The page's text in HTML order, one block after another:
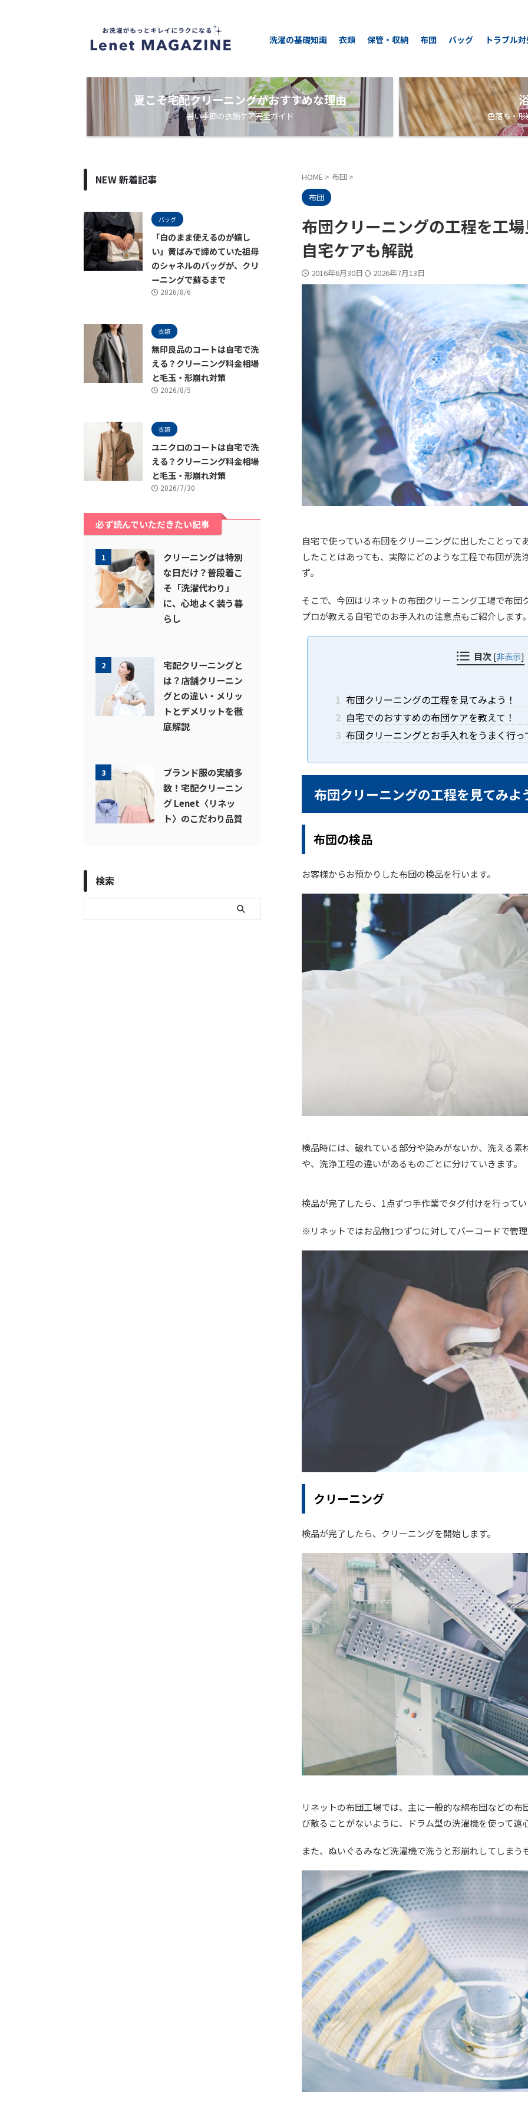
類
ケ
洗
ウ
ハ
ウ
メ
洗濯の基礎知識 衣類 保管・収納 布団 バッグ トラブル
夏こそ宅配クリーニングがおすすめな理由
暑い季節の衣類ケア完全ガイド 色落ち・
HOME > 布団 >
布団
布団クリーニングの工程を工
自宅ケアも解説
2016年6月30日 2026年7月13日
自宅で使っている布団をクリーニングに出したことっ
したことはあっても、実際にどのような工程で布団が
ず。
そこで、今回はリネットの布団クリーニング工場で布
プロが教える自宅でのお手入れの注意点もご紹介します
目次 [非表示]
1 布団クリーニングの工程を見てみよう！
2 自宅でのおすすめの布団ケアを教えて！
3 布団クリーニングとお手入れをうまく行
布団クリーニングの工程を見てみよ
布団の検品
お客様からお預かりした布団の検品を行います。
検品時には、破れている部分や染みがないか、洗える素
や、洗浄工程の違いがあるものごとに分けていきます。
検品が完了したら、1点ずつ手作業でタグ付けを行って
※リネットではお品物1つずつに対してバーコードで管
クリーニング
検品が完了したら、クリーニングを開始します。
リネットの布団工場では、主に一般的な綿布団などの
び散ることがないように、ドラム型の洗濯機を使って遠
また、ぬいぐるみなど洗濯機で洗うと形崩れしてしま
NEW 新着記事
バッグ
「白のまま使えるのが嬉し
い」黄ばみで諦めていた祖母
のシャネルのバッグが、クリ
ーニングで蘇るまで
2026/8/6
衣類
無印良品のコートは自宅で洗
える？クリーニング料金相場
と毛玉・形崩れ対策
2026/8/5
衣類
ユニクロのコートは自宅で洗
える？クリーニング料金相場
と毛玉・形崩れ対策
2026/7/30
必ず読んでいただきたい記事
1
クリーニングは特別
な日だけ？普段着こ
そ「洗濯代わり」
に、心地よく装う暮
らし
2
宅配クリーニングと
は？店舗クリーニン
グとの違い・メリッ
トとデメリットを徹
底解説
3
ブランド服の実績多
数！宅配クリーニン
グ Lenet〈リネッ
ト〉のこだわり品質
検索